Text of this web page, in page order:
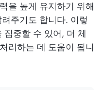
을 높게 유지하기 위해
주기도 합니다. 이렇
집중할 수 있어, 더 체
리하는 데 도움이 됩니